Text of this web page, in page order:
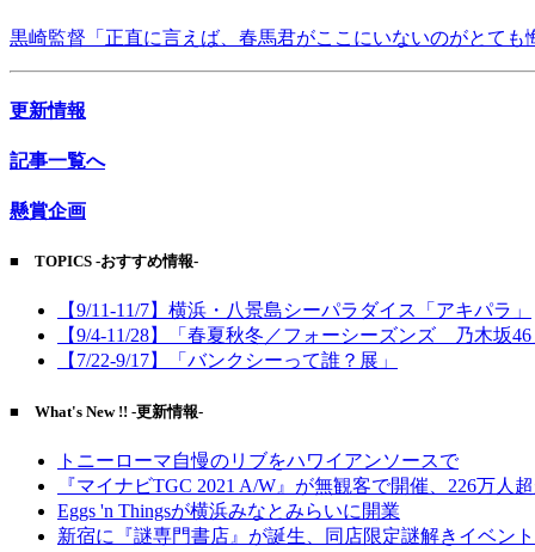
黒崎監督「正直に言えば、春馬君がここにいないのがとても
更新情報
記事一覧へ
懸賞企画
■ TOPICS -おすすめ情報-
【9/11-11/7】横浜・八景島シーパラダイス「アキパラ」
【9/4-11/28】「春夏秋冬／フォーシーズンズ 乃木坂46
【7/22-9/17】「バンクシーって誰？展」
■ What's New !! -更新情報-
トニーローマ自慢のリブをハワイアンソースで
『マイナビTGC 2021 A/W』が無観客で開催、226万人
Eggs 'n Thingsが横浜みなとみらいに開業
新宿に『謎専門書店』が誕生、同店限定謎解きイベン